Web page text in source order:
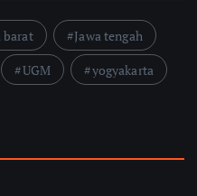
barat
Jawa tengah
UGM yogyakarta